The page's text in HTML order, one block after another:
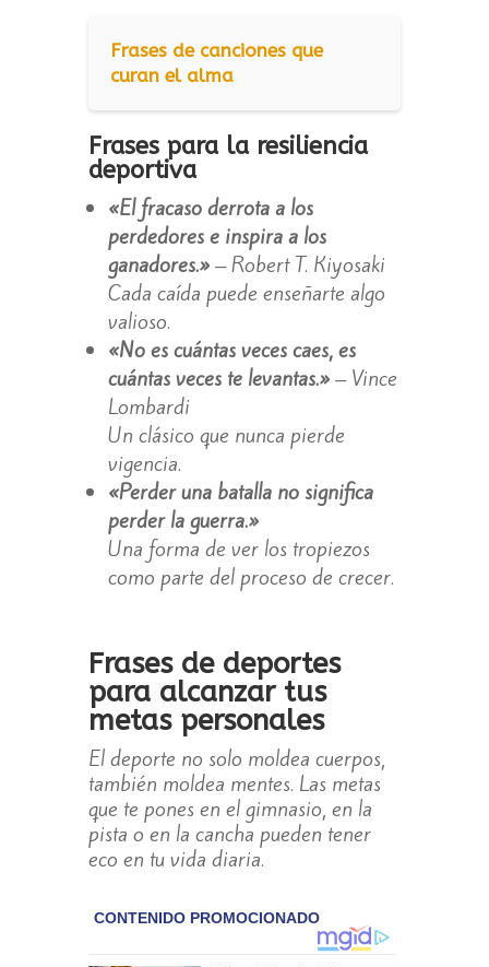
Frases de canciones que
curan el alma
Frases para la resiliencia
deportiva
«El fracaso derrota a los
perdedores e inspira a los
ganadores.»– Robert T. Kiyosaki
Cada caída puede enseñarte algo
valioso.
«No es cuántas veces caes, es
cuántas veces te levantas.»– Vince
Lombardi
Un clásico que nunca pierde
vigencia.
«Perder una batalla no significa
perder la guerra.»
Una forma de ver los tropiezos
como parte del proceso de crecer.
Frases de deportes
para alcanzar tus
metas personales
El deporte no solo moldea cuerpos,
también moldea mentes. Las metas
que te pones en el gimnasio, en la
pista o en la cancha pueden tener
eco en tu vida diaria.